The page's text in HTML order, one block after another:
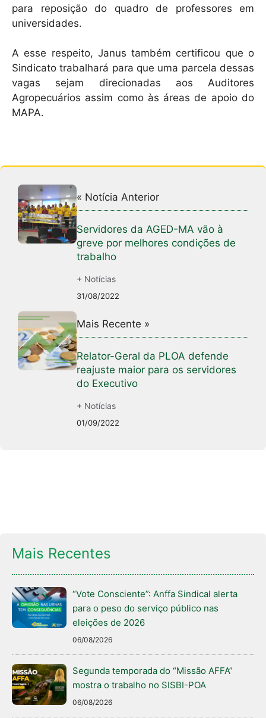
para reposição do quadro de professores em
universidades.
A esse respeito, Janus também certificou que o
Sindicato trabalhará para que uma parcela dessas
vagas sejam direcionadas aos Auditores
Agropecuários assim como às áreas de apoio do
MAPA.
« Notícia Anterior
Servidores da AGED-MA vão à
greve por melhores condições de
trabalho
+ Notícias
31/08/2022
Mais Recente »
Relator-Geral da PLOA defende
reajuste maior para os servidores
do Executivo
+ Notícias
01/09/2022
Mais Recentes
“Vote Consciente”: Anffa Sindical alerta
para o peso do serviço público nas
eleições de 2026
06/08/2026
Segunda temporada do “Missão AFFA”
mostra o trabalho no SISBI-POA
06/08/2026